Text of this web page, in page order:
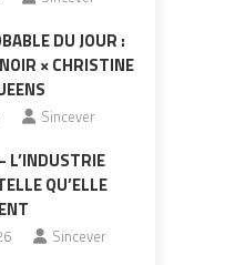
DU JOUR :
× CHRISTINE
Sincever
L’INDUSTRIE
QU’ELLE
Sincever